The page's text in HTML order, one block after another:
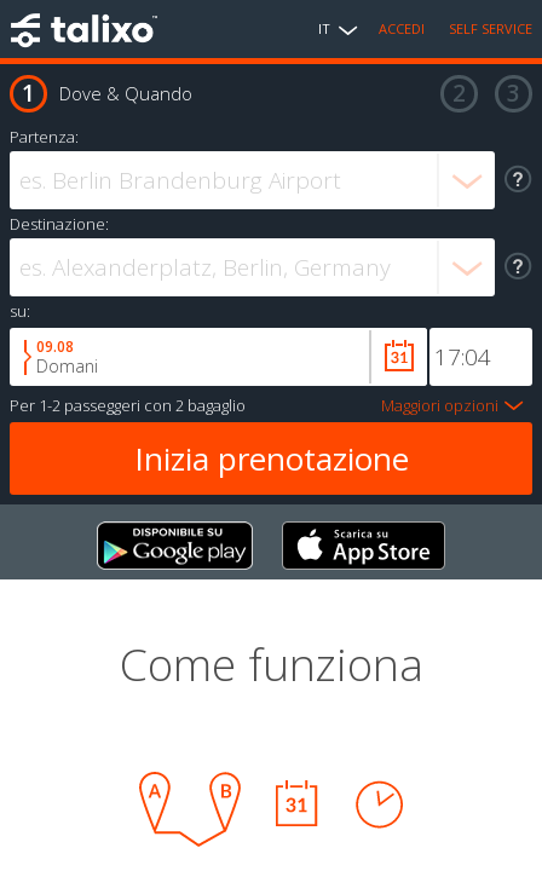
IT ACCEDI SELF SERVICE
Dove & Quando
Partenza:
Destinazione:
su:
09.08
Domani
Per 1-2 passeggeri con 2 bagaglio Maggiori opzioni
Come funziona